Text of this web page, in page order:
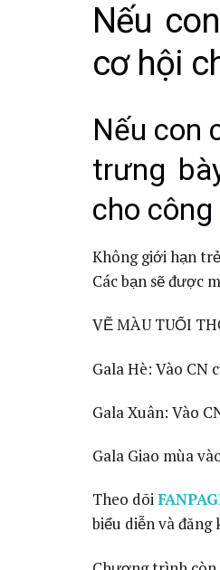
Nếu
cơ hội
Nếu con
trưng
cho công
Không giới hạn
Các bạn sẽ được
VẼ MÀU TUỔI
Gala Hè: Vào CN
Gala Xuân: Vào
Gala Giao mùa
Theo dõi
biểu diễn và